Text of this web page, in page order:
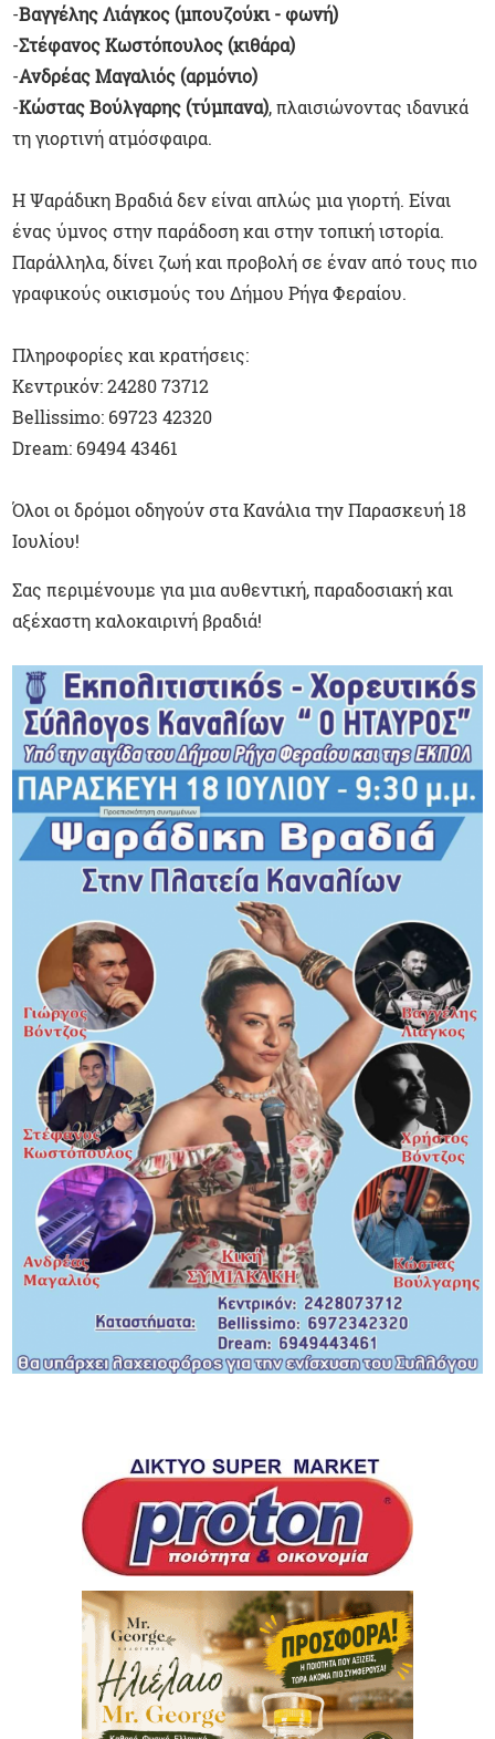
-Βαγγέλης Λιάγκος (μπουζούκι - φωνή)
-Στέφανος Κωστόπουλος (κιθάρα)
-Ανδρέας Μαγαλιός (αρμόνιο)
-Κώστας Βούλγαρης (τύμπανα), πλαισιώνοντας ιδανικά
τη γιορτινή ατμόσφαιρα.
Η Ψαράδικη Βραδιά δεν είναι απλώς μια γιορτή. Είναι
ένας ύμνος στην παράδοση και στην τοπική ιστορία.
Παράλληλα, δίνει ζωή και προβολή σε έναν από τους πιο
γραφικούς οικισμούς του Δήμου Ρήγα Φεραίου.
Πληροφορίες και κρατήσεις:
Κεντρικόν: 24280 73712
Bellissimo: 69723 42320
Dream: 69494 43461
Όλοι οι δρόμοι οδηγούν στα Κανάλια την Παρασκευή 18
Ιουλίου!
Σας περιμένουμε για μια αυθεντική, παραδοσιακή και
αξέχαστη καλοκαιρινή βραδιά!